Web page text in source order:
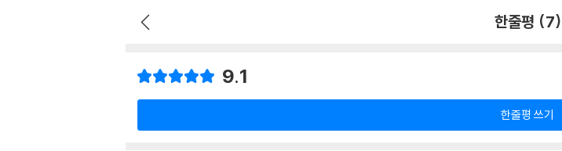
한줄평 (7)
9.1
한줄평 쓰기